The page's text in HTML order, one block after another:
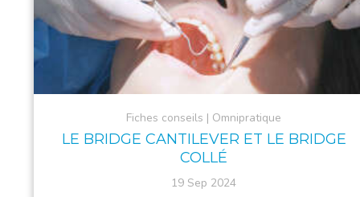
Fiches conseils Omnipratique
LE BRIDGE CANTILEVER ET LE BRIDGE
COLLÉ
19 Sep 2024